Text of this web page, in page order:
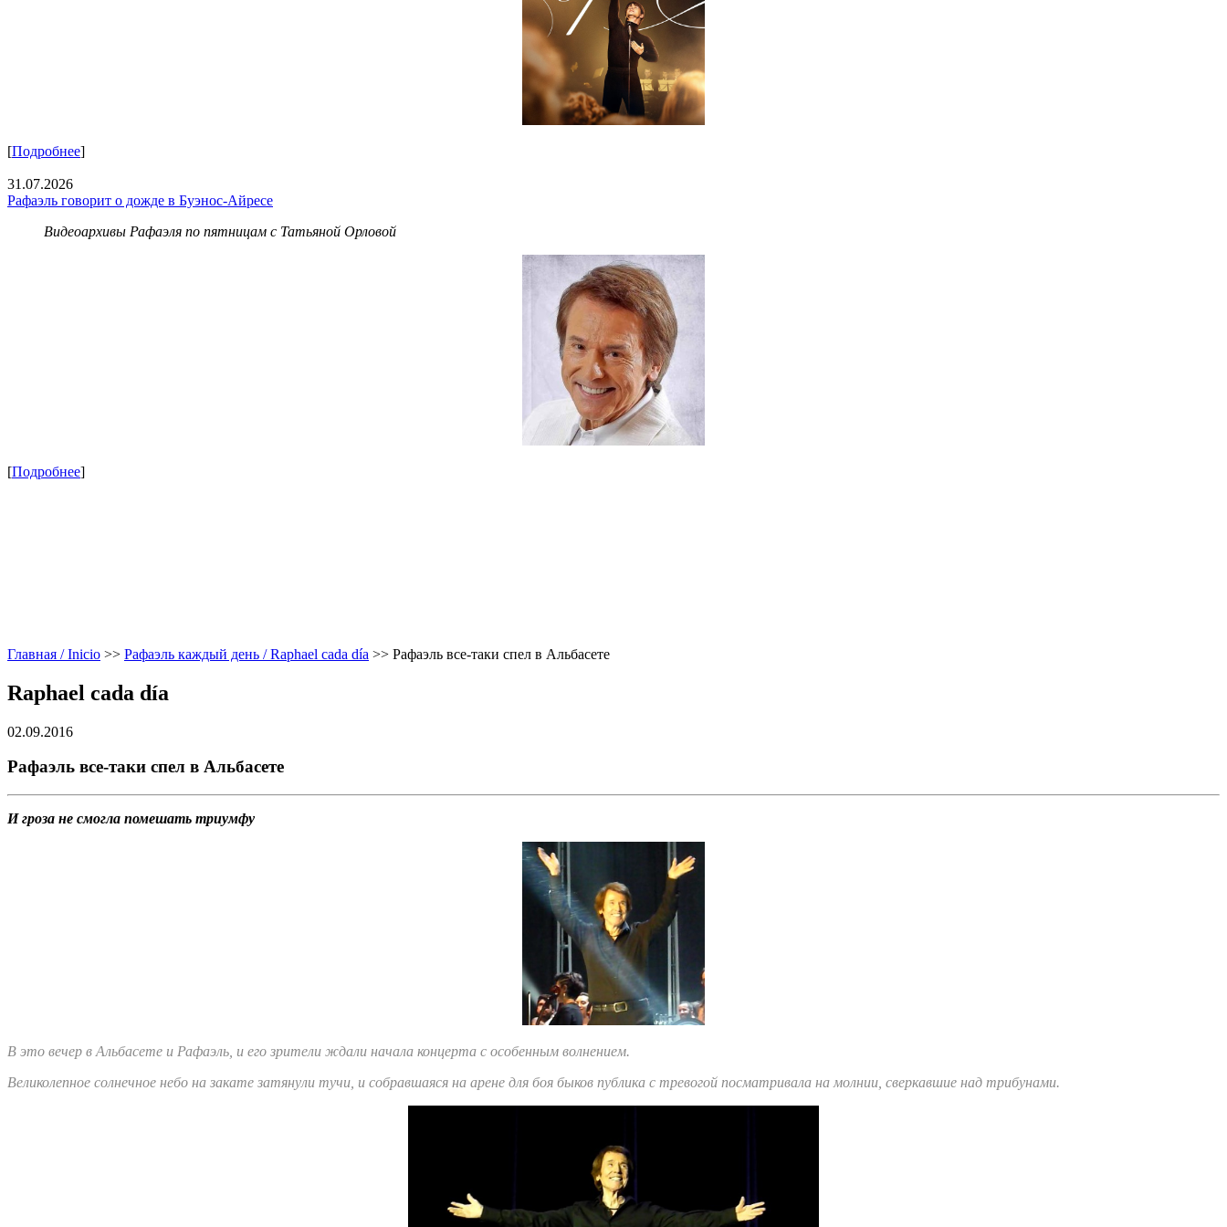
[Подробнее]
31.07.2026
Рафаэль говорит о дожде в Буэнос-Айресе
Видеоархивы Рафаэля по пятницам с Татьяной Орловой
[Подробнее]
Главная / Inicio >> Рафаэль каждый день / Raphael cada día >> Рафаэль все-таки спел в Альбасете
Raphael cada día
02.09.2016
Рафаэль все-таки спел в Альбасете
И гроза не смогла помешать триумфу
В это вечер в Альбасете и Рафаэль, и его зрители ждали начала концерта с особенным волнением.
Великолепное солнечное небо на закате затянули тучи, и собравшаяся на арене для боя быков публика с тревогой посматривала на молнии, сверкавшие над трибунами.